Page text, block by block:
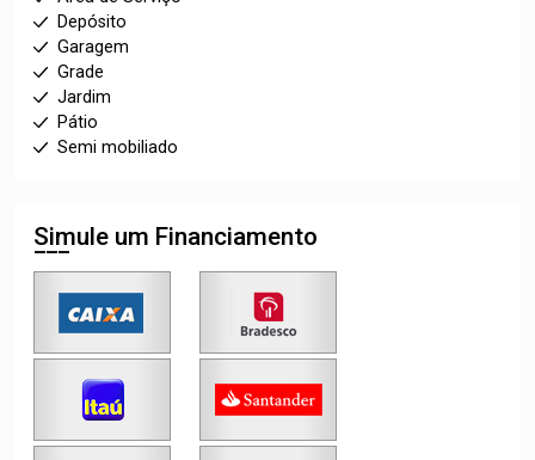
Depósito
Garagem
Grade
Jardim
Pátio
Semi mobiliado
Simule um Financiamento